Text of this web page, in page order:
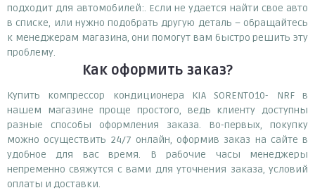
подходит для автомобилей:. Если не удается найти свое авто
в списке, или нужно подобрать другую деталь – обращайтесь
к менеджерам магазина, они помогут вам быстро решить эту
проблему.
Как оформить заказ?
Купить компрессор кондиционера KIA SORENTO10- NRF в
нашем магазине проще простого, ведь клиенту доступны
разные способы оформления заказа. Во-первых, покупку
можно осуществить 24/7 онлайн, оформив заказ на сайте в
удобное для вас время. В рабочие часы менеджеры
непременно свяжутся с вами для уточнения заказа, условий
оплаты и доставки.